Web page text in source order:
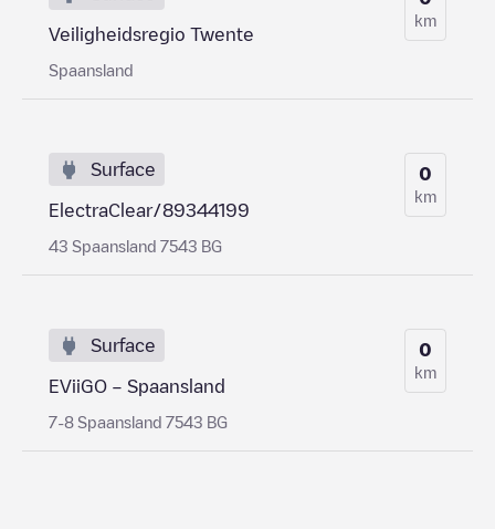
Veiligheidsregio Twente
Spaansland
km
Surface
ElectraClear/89344199
43 Spaansland 7543 BG
0
km
Surface
EViiGO – Spaansland
7-8 Spaansland 7543 BG
0
km